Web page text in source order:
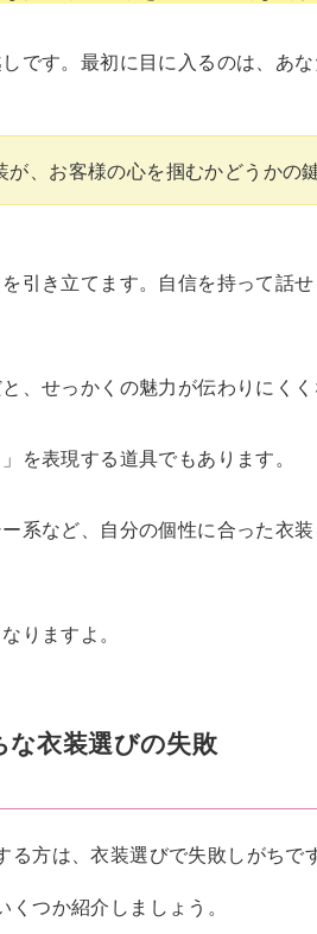
です。最初に目に入るのは、あな
が、お客様の心を掴むかどうかの
引き立てます。自信を持って話
、せっかくの魅力が伝わりにくく
を表現する道具でもあります。
系など、自分の個性に合った衣
りますよ。
衣装選びの失敗
方は、衣装選びで失敗しがちです
つか紹介しましょう。